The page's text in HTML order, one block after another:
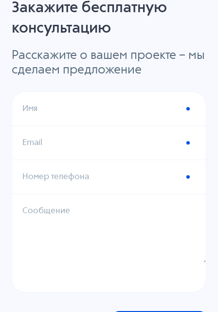
Закажите бесплатную
консультацию
Расскажите о вашем проекте – мы
сделаем предложение
Имя
Email
Номер телефона
Сообщение